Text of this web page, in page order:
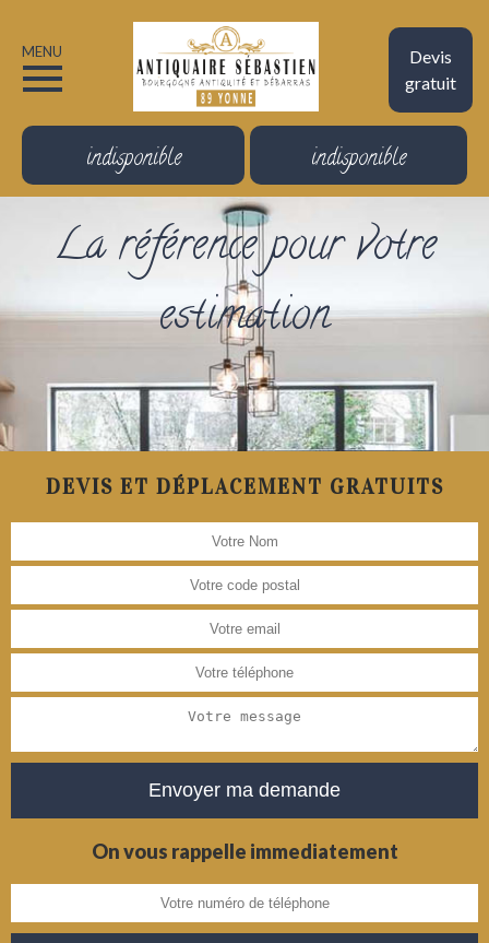
Devis
gratuit
MENU
indisponible indisponible
La référence pour votre
estimation
DEVIS ET DÉPLACEMENT GRATUITS
On vous rappelle immediatement